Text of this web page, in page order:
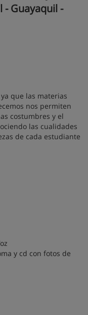
- Guayaquil -
que las materias
nos permiten
costumbres y el
las cualidades
de cada estudiante
y cd con fotos de